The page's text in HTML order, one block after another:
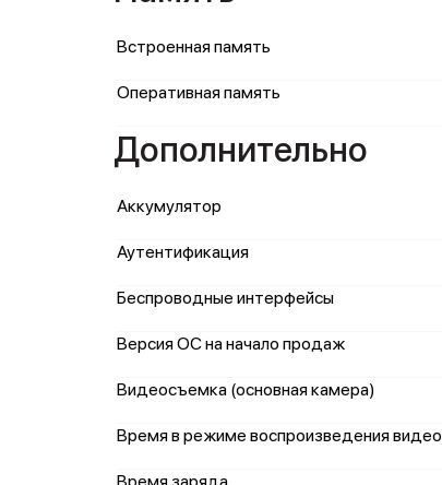
Встроенная память
Оперативная память
Дополнительно
Аккумулятор
Аутентификация
Беспроводные интерфейсы
Версия ОС на начало продаж
Видеосъемка (основная камера)
Время в режиме воспроизведения видео